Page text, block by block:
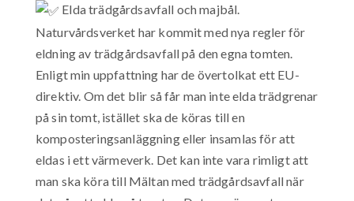
Elda trädgårdsavfall och majbål.
Naturvårdsverket har kommit med nya regler för
eldning av trädgårdsavfall på den egna tomten.
Enligt min uppfattning har de övertolkat ett EU-
direktiv. Om det blir så får man inte elda trädgrenar
på sin tomt, istället ska de köras till en
komposteringsanläggning eller insamlas för att
eldas i ett värmeverk. Det kan inte vara rimligt att
man ska köra till Mältan med trädgårdsavfall när